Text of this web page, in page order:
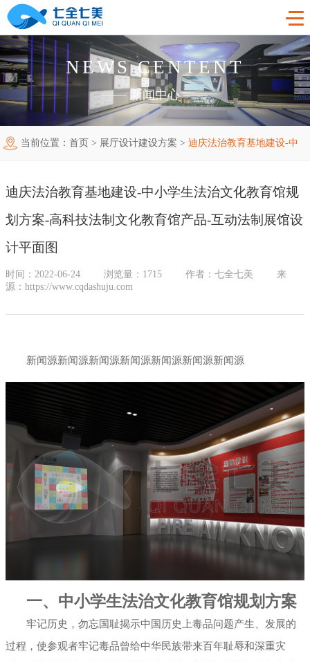
首页
工程案例
法制教育基地
禁毒教育基地
党性教育基地
其他主题展厅
产品中心
廉政馆电子设备
禁毒教育基地设备
智慧党建中心多媒体设备
新闻中心
关于我们
企业简介
联系我们
NEWS CENTENT
—— 新闻中心 ——
当前位置： 首页 > 展厅设计建设方案 > 迪庆法治教育基地建设-中
法制展馆设计平面图
迪庆法治教育基地建设-中小学生法治文化教育馆规
划方案-高科技法制文化教育馆产品-互动法制展馆设
计平面图
时间：2022-06-24 浏览量：1715 作者：七全七美
来
源：https://www.cqdashuju.com
新闻源新闻源新闻源新闻源新闻源新闻源新闻源
一、中小学生法治文化教育馆规划方案
牢记历史，勿忘国耻揭示中国历史上毒品问题产生、发展的
过程，使参观者牢记毒品曾给中华民族带来百年耻辱和深重灾